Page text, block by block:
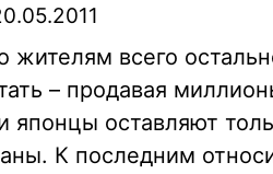
жителям всего
– продавая
японцы оставляют
К последним